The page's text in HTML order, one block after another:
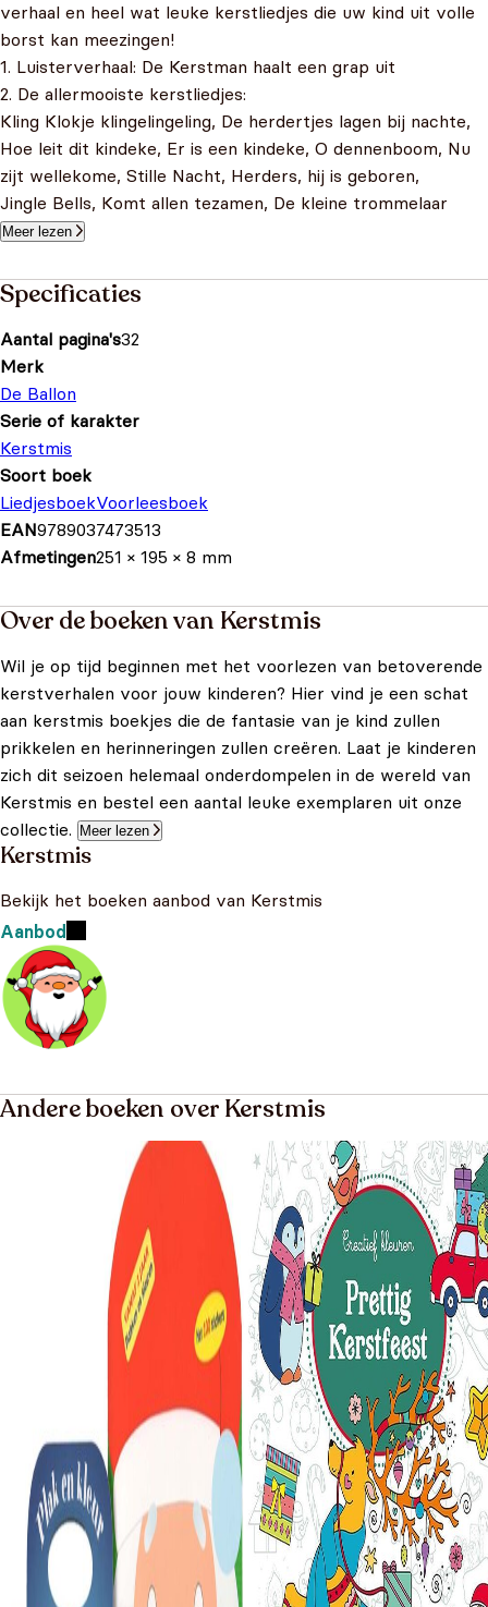
verhaal en heel wat leuke kerstliedjes die uw kind uit volle
borst kan meezingen!
1. Luisterverhaal: De Kerstman haalt een grap uit
2. De allermooiste kerstliedjes:
Kling Klokje klingelingeling, De herdertjes lagen bij nachte,
Hoe leit dit kindeke, Er is een kindeke, O dennenboom, Nu
zijt wellekome, Stille Nacht, Herders, hij is geboren,
Jingle Bells, Komt allen tezamen, De kleine trommelaar
Meer lezen
Specificaties
Aantal pagina's32
Merk
De Ballon
Serie of karakter
Kerstmis
Soort boek
LiedjesboekVoorleesboek
EAN9789037473513
Afmetingen251 × 195 × 8 mm
Over de boeken van Kerstmis
Wil je op tijd beginnen met het voorlezen van betoverende
kerstverhalen voor jouw kinderen? Hier vind je een schat
aan kerstmis boekjes die de fantasie van je kind zullen
prikkelen en herinneringen zullen creëren. Laat je kinderen
zich dit seizoen helemaal onderdompelen in de wereld van
Kerstmis en bestel een aantal leuke exemplaren uit onze
collectie.
Meer lezen
Kerstmis
Bekijk het boeken aanbod van Kerstmis
Aanbod
Andere boeken over Kerstmis